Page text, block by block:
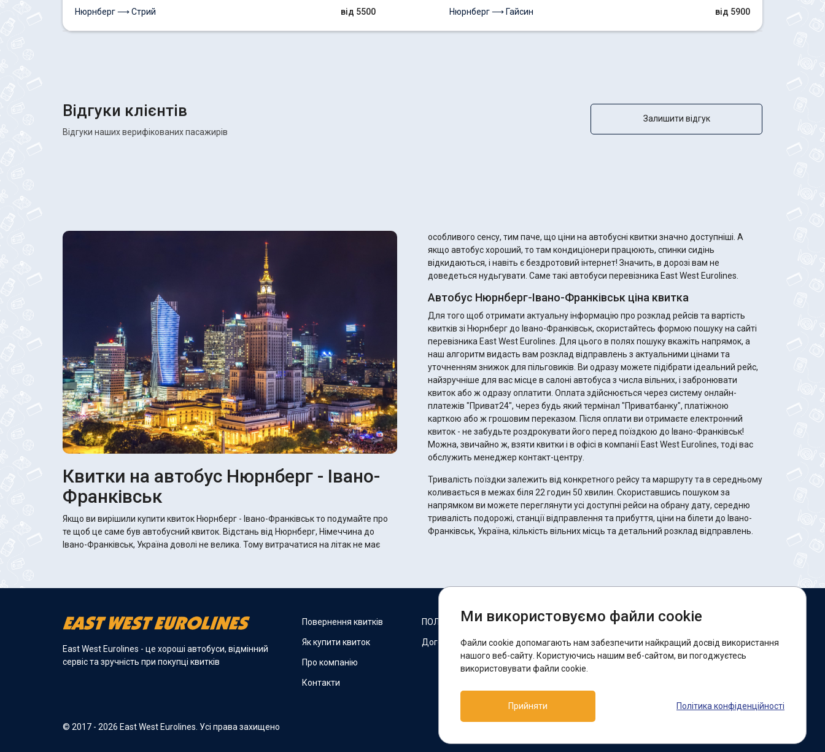
Нюрнберг ⟶ Стрий від 5500 Нюрнберг ⟶ Гайсин від 5900
Відгуки клієнтів
Відгуки наших верифікованих пасажирів
Залишити відгук
Квитки на автобус Нюрнберг - Івано-
Франківськ
Якщо ви вирішили купити квиток Нюрнберг - Івано-Франківськ то подумайте про
те щоб це саме був автобусний квиток. Відстань від Нюрнберг, Німеччина до
Івано-Франківськ, Україна доволі не велика. Тому витрачатися на літак не має
особливого сенсу, тим паче, що ціни на автобусні квитки значно доступніші. А
якщо автобус хороший, то там кондиціонери працюють, спинки сидінь
відкидаються, і навіть є бездротовий інтернет! Значить, в дорозі вам не
доведеться нудьгувати. Саме такі автобуси перевізника East West Eurolines.
Автобус Нюрнберг-Івано-Франківськ ціна квитка
Для того щоб отримати актуальну інформацію про розклад рейсів та вартість
квитків зі Нюрнберг до Івано-Франківськ, скористайтесь формою пошуку на сайті
перевізника East West Eurolines. Для цього в полях пошуку вкажіть напрямок, а
наш алгоритм видасть вам розклад відправлень з актуальними цінами та
уточненням знижок для пільговиків. Ви одразу можете підібрати ідеальний рейс,
найзручніше для вас місце в салоні автобуса з числа вільних, і забронювати
квиток або ж одразу оплатити. Оплата здійснюється через систему онлайн-
платежів "Приват24", через будь який термінал "Приватбанку", платіжною
карткою або ж грошовим переказом. Після оплати ви отримаєте електронний
квиток - не забудьте роздрокувати його перед поїздкою до Івано-Франківськ!
Можна, звичайно ж, взяти квитки і в офісі в компанії East West Eurolines, тоді вас
обслужить менеджер контакт-центру.
Тривалість поїздки залежить від конкретного рейсу та маршруту та в середньому
коливається в межах біля 22 годин 50 хвилин. Скориставшись пошуком за
напрямком ви можете переглянути усі доступні рейси на обрану дату, середню
тривалість подорожі, станції відправлення та прибуття, ціни на білети до Івано-
Франківськ, Україна, кількість вільних місць та детальний розклад відправлень.
East West Eurolines - це хороші автобуси, відмінний
сервіс та зручність при покупці квитків
© 2017 - 2026 East West Eurolines. Усі права захищено
Повернення квитків
Як купити квиток
Про компанію
Контакти
ПОЛІТИКА COOKIES
Договір оферти
Ми в соцмережах:
Facebook
Підтримка:
Telegram-бот
Ми використовуємо файли cookie
Файли cookie допомагають нам забезпечити найкращий досвід використання
нашого веб-сайту. Користуючись нашим веб-сайтом, ви погоджуєтесь
використовувати файли cookie.
Прийняти Політика конфіденційності